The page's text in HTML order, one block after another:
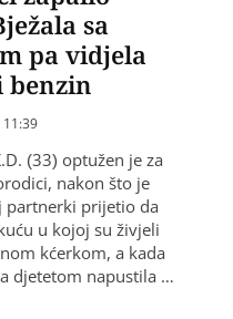
sa
pa vidjela
benzin
(33) optužen je za
nakon što je
partnerki prijetio da
u kojoj su živjeli
kćerkom, a kada
djetetom napustila …